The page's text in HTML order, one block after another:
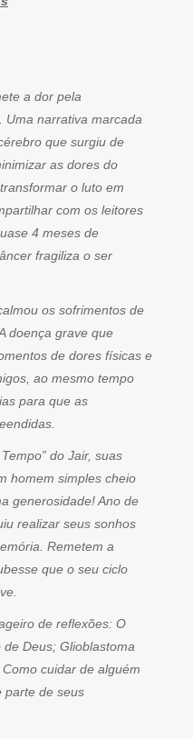
a dor pela
Uma narrativa marcada
que surgiu de
as dores do
o luto em
com os leitores
4 meses de
fragiliza o ser
os sofrimentos de
doença grave que
de dores físicas e
ao mesmo tempo
para que as
do Jair, suas
homem simples cheio
generosidade! Ano de
realizar seus sonhos
Remetem a
que o seu ciclo
de reflexões: O
Deus; Glioblastoma
cuidar de alguém
parte de seus